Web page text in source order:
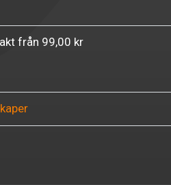
från 99,00 kr